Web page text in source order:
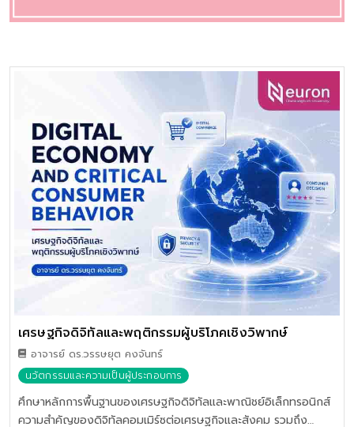
เศรษฐกิจดิจิทัลและพฤติกรรมผู้บริโภคเชิงวิพากษ์
อาจารย์ ดร.วรรษยุต คงจันทร์
นวัตกรรมและความเป็นผู้ประกอบการ
ศึกษาหลักการพื้นฐานของเศรษฐกิจดิจิทัลและพาณิชย์อิเล็กทรอนิกส์
ความสำคัญของดิจิทัลคอมเมิร์ซต่อเศรษฐกิจและสังคม รวมถึง